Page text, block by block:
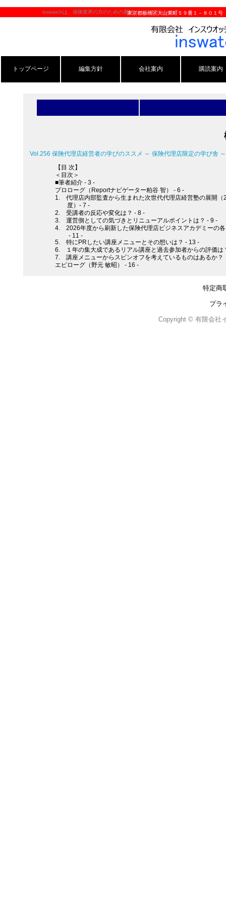
inswatchは、保険業界の方のための週刊メールマガジンです。
東京都板橋区大山東町５９番１－８０１号
トップページ 編集方針 会社案内 購読案内
Vol.256 保険代理店経営者の学びのススメ ～ 保険代理店限定の学び舎 ～
【目 次】
＜目次＞
■筆者紹介 - 3 -
プロローグ（Reportナビゲーター粕谷 智） - 6 -
1. 代理店内部監査から生まれた次世代代理店経営塾の展開（
度）- 7 -
2. 受講者の反応や変化は？ - 8 -
3. 運営側としての気づきとリニューアルポイントは？ - 9 -
4. 2026年度から刷新した保険代理店ビジネスアカデミーの
- 11 -
5. 特にPRしたい講座メニューとその想いは？ - 13 -
6. １年の集大成であるリアル講座と過去参加者からの評価
7. 講座メニューからスピンオフを考えているものはあるか
エピローグ（野元 敏昭） - 16 -
特定商
プラ
Copyright © 有限会社